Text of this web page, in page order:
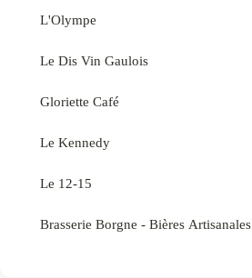
L'Olympe
Le Dis Vin Gaulois
Gloriette Café
Le Kennedy
Le 12-15
Brasserie Borgne - Bières Artisanales